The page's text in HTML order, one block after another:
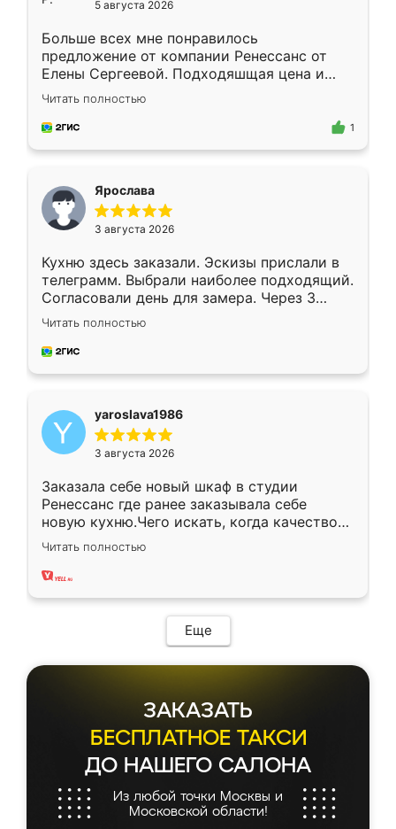
5 августа 2026
Больше всех мне понравилось
предложение от компании Ренессанс от
Елены Сергеевой. Подходяшщая цена и
короткие сроки изготовления. Приехавший
для замера сотрудник Владислав
предложил по моему эскизу самый
Читать полностью
1
Ярослава
3 августа 2026
Кухню здесь заказали. Эскизы прислали в
телеграмм. Выбрали наиболее подходящий.
Согласовали день для замера. Через 3
недели кухня была уже готова. Остались
довольны работой. Спасибо Ренессанс
мебель за качественную работу!
Читать полностью
yaroslava1986
3 августа 2026
Заказала себе новый шкаф в студии
Ренессанс где ранее заказывала себе
новую кухню.Чего искать, когда качеством
вполне довольна. Служит кухня уже почти
два года, нареканий нет.
Читать полностью
Еще
ЗАКАЗАТЬ
БЕСПЛАТНОЕ ТАКСИ
ДО НАШЕГО САЛОНА
Из любой точки Москвы и
Московской области!